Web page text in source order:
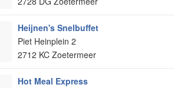
Heijnen's Snelbuffet
Piet Heinplein 2
2712 KC Zoetermeer
Hot Meal Express